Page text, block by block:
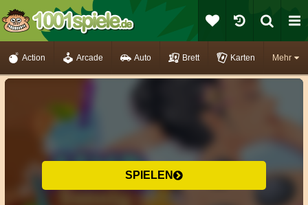
Mehr
Action Arcade Auto Brett Karten
SPIELEN